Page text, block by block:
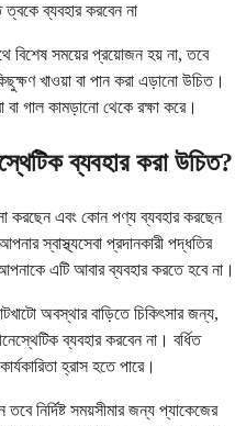
ত্বকে ব্যবহার করবেন না
বিশেষ সময়ের প্রয়োজন হয় না, তবে
খাওয়া বা পান করা এড়ানো উচিত।
গাল কামড়ানো থেকে রক্ষা করে।
ব্যবহার করা উচিত?
করছেন এবং কোন পণ্য ব্যবহার করছেন
স্বাস্থ্যসেবা প্রদানকারী পদ্ধতির
এটি আবার ব্যবহার করতে হবে না।
অবস্থার বাড়িতে চিকিৎসার জন্য,
ব্যবহার করবেন না। বর্ধিত
হ্রাস হতে পারে।
নির্দিষ্ট সময়সীমার জন্য প্যাকেজের